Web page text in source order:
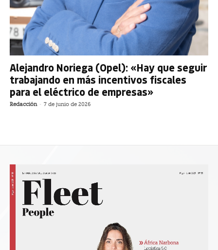
Alejandro Noriega (Opel): «Hay que seguir
trabajando en más incentivos fiscales
para el eléctrico de empresas»
Redacción - 7 de junio de 2026